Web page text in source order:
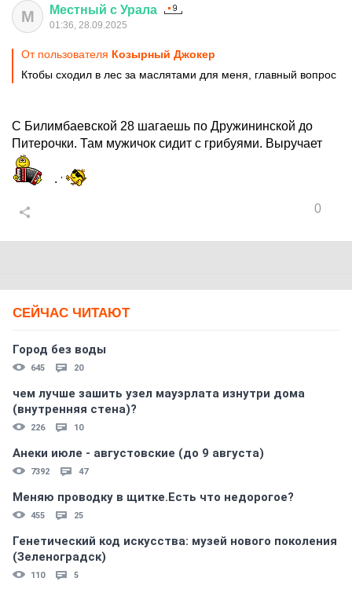
М Местный с Урала
01:36, 28.09.2025
От пользователя Козырный Джокер
Ктобы сходил в лес за маслятами для меня, главный вопрос
С Билимбаевской 28 шагаешь по Дружининской до
Питерочки. Там мужичок сидит с грибуями. Выручает
.
0
СЕЙЧАС ЧИТАЮТ
Город без воды
645 20
чем лучше зашить узел мауэрлата изнутри дома
(внутренняя стена)?
226 10
Анеки июле - августовские (до 9 августа)
7392 47
Меняю проводку в щитке.Есть что недорогое?
455 25
Генетический код искусства: музей нового поколения
(Зеленоградск)
110 5